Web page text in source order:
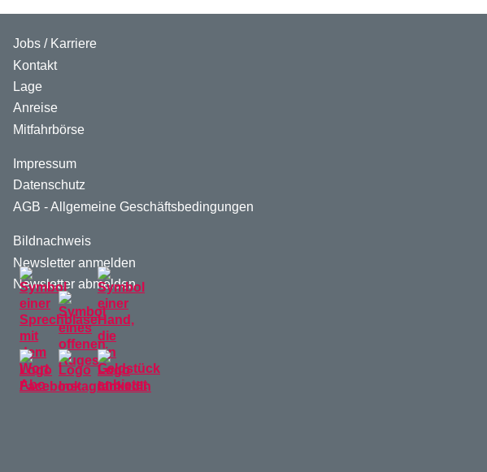
Jobs / Karriere
Kontakt
Lage
Anreise
Mitfahrbörse
Impressum
Datenschutz
AGB - Allgemeine Geschäftsbedingungen
Bildnachweis
Newsletter anmelden
Newsletter abmelden